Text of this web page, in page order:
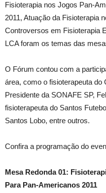
Fisioterapia nos Jogos Pan-
2011, Atuação da Fisioterapia
Controversos em Fisioterapia
LCA foram os temas das
O Fórum contou com a
área, como o fisioterapeuta
Presidente da SONAFE SP,
fisioterapeuta do Santos
Santos Lobo, entre outros.
Confira a programação do
Mesa Redonda 01:
Para Pan-Americanos 2011